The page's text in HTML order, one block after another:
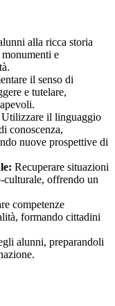
alla ricca storia
e
il senso di
e tutelare,
Utilizzare il linguaggio
conoscenza,
nuove prospettive di
Recuperare situazioni
offrendo un
competenze
formando cittadini
alunni, preparandoli